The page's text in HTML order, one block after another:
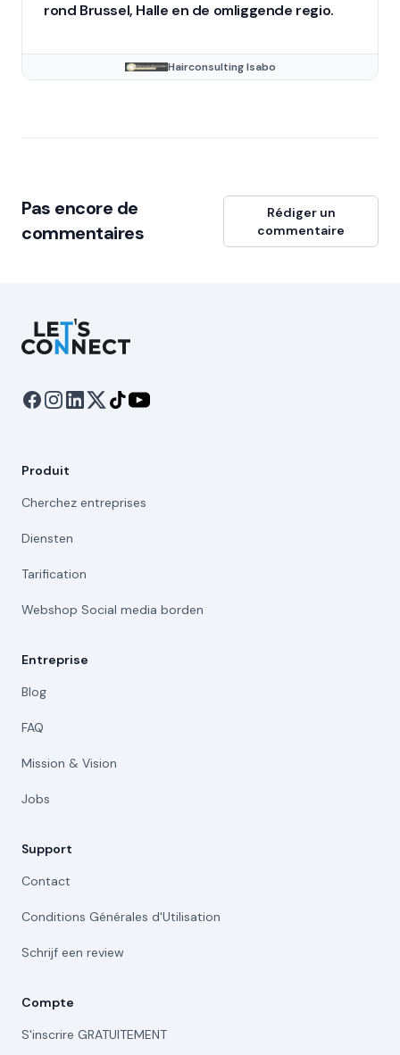
rond Brussel, Halle en de omliggende regio.
Hairconsulting Isabo
Pas encore de
commentaires
Rédiger un
commentaire
Let's Connect
Produit
Cherchez entreprises
Diensten
Tarification
Webshop Social media borden
Entreprise
Blog
FAQ
Mission & Vision
Jobs
Support
Contact
Conditions Générales d'Utilisation
Schrijf een review
Compte
S'inscrire GRATUITEMENT